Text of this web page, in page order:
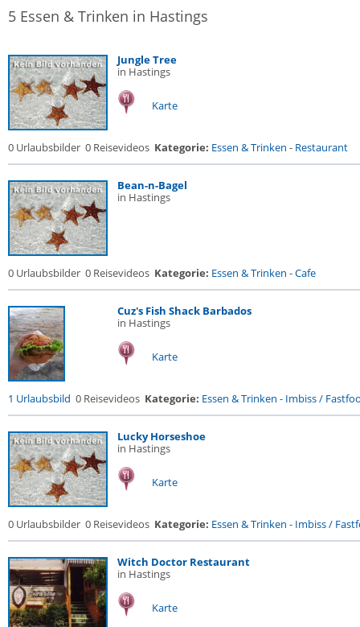
5 Essen & Trinken in Hastings
Jungle Tree
in Hastings
Karte
0 Urlaubsbilder 0 Reisevideos Kategorie: Essen & Trinken - Restaurant
Bean-n-Bagel
in Hastings
0 Urlaubsbilder 0 Reisevideos Kategorie: Essen & Trinken -Cafe
Cuz's Fish Shack Barbados
in Hastings
Karte
1 Urlaubsbild 0 Reisevideos Kategorie: Essen & Trinken - Imbiss /
Lucky Horseshoe
in Hastings
Karte
0 Urlaubsbilder 0 Reisevideos Kategorie: Essen & Trinken - Imbiss /
Witch Doctor Restaurant
in Hastings
Karte